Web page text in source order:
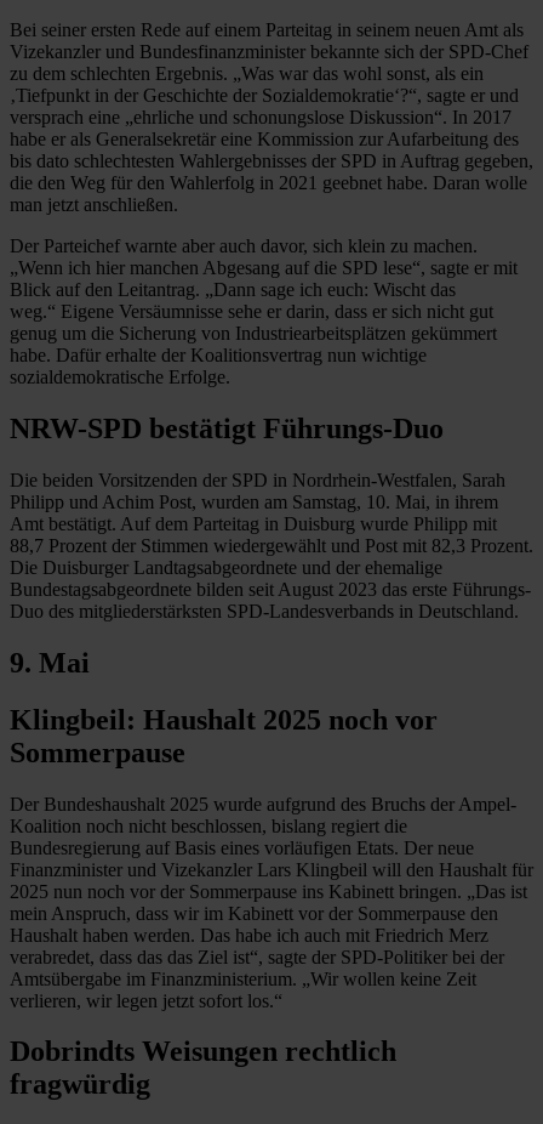
Bei seiner ersten Rede auf einem Parteitag in seinem neuen Amt als
Vizekanzler und Bundesfinanzminister bekannte sich der SPD-Chef
zu dem schlechten Ergebnis. „Was war das wohl sonst, als ein
‚Tiefpunkt in der Geschichte der Sozialdemokratie‘?“, sagte er und
versprach eine „ehrliche und schonungslose Diskussion“. In 2017
habe er als Generalsekretär eine Kommission zur Aufarbeitung des
bis dato schlechtesten Wahlergebnisses der SPD in Auftrag gegeben,
die den Weg für den Wahlerfolg in 2021 geebnet habe. Daran wolle
man jetzt anschließen.
Der Parteichef warnte aber auch davor, sich klein zu machen.
„Wenn ich hier manchen Abgesang auf die SPD lese“, sagte er mit
Blick auf den Leitantrag. „Dann sage ich euch: Wischt das
weg.“ Eigene Versäumnisse sehe er darin, dass er sich nicht gut
genug um die Sicherung von Industriearbeitsplätzen gekümmert
habe. Dafür erhalte der Koalitionsvertrag nun wichtige
sozialdemokratische Erfolge.
NRW-SPD bestätigt Führungs-Duo
Die beiden Vorsitzenden der SPD in Nordrhein-Westfalen, Sarah
Philipp und Achim Post, wurden am Samstag, 10. Mai, in ihrem
Amt bestätigt. Auf dem Parteitag in Duisburg wurde Philipp mit
88,7 Prozent der Stimmen wiedergewählt und Post mit 82,3 Prozent.
Die Duisburger Landtagsabgeordnete und der ehemalige
Bundestagsabgeordnete bilden seit August 2023 das erste Führungs-
Duo des mitgliederstärksten SPD-Landesverbands in Deutschland.
9. Mai
Klingbeil: Haushalt 2025 noch vor
Sommerpause
Der Bundeshaushalt 2025 wurde aufgrund des Bruchs der Ampel-
Koalition noch nicht beschlossen, bislang regiert die
Bundesregierung auf Basis eines vorläufigen Etats. Der neue
Finanzminister und Vizekanzler Lars Klingbeil will den Haushalt für
2025 nun noch vor der Sommerpause ins Kabinett bringen. „Das ist
mein Anspruch, dass wir im Kabinett vor der Sommerpause den
Haushalt haben werden. Das habe ich auch mit Friedrich Merz
verabredet, dass das das Ziel ist“, sagte der SPD-Politiker bei der
Amtsübergabe im Finanzministerium. „Wir wollen keine Zeit
verlieren, wir legen jetzt sofort los.“
Dobrindts Weisungen rechtlich
fragwürdig